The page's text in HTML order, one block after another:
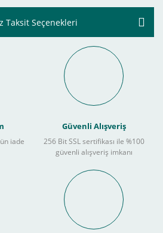
Taksit Seçenekleri
iade
Güvenli Alışveriş
256 Bit SSL sertifikası ile %100
güvenli alışveriş imkanı